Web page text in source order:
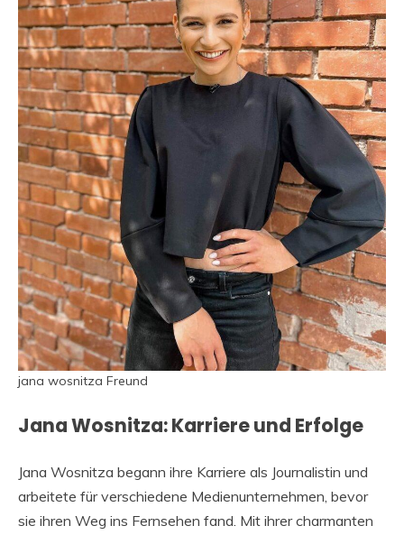
jana wosnitza Freund
Jana Wosnitza: Karriere und Erfolge
Jana Wosnitza begann ihre Karriere als Journalistin und
arbeitete für verschiedene Medienunternehmen, bevor
sie ihren Weg ins Fernsehen fand. Mit ihrer charmanten